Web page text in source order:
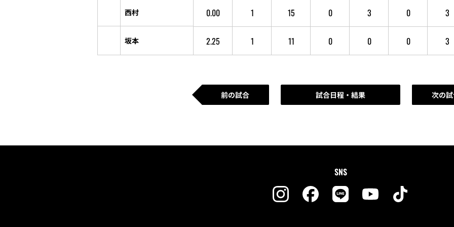
西村 0.00 1 15 0 3 0 3
坂本 2.25 1 11 0 0 0 3
前の試合 試合日程・結果 次の
SNS